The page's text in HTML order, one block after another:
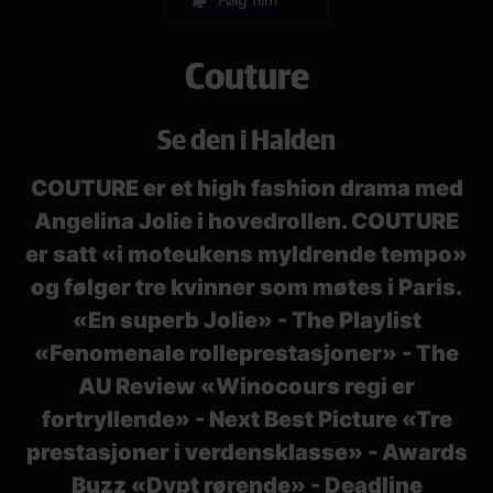
Couture
Se den i Halden
COUTURE er et high fashion drama med
Angelina Jolie i hovedrollen. COUTURE
er satt «i moteukens myldrende tempo»
og følger tre kvinner som møtes i Paris.
«En superb Jolie» - The Playlist
«Fenomenale rolleprestasjoner» - The
AU Review «Winocours regi er
fortryllende» - Next Best Picture «Tre
prestasjoner i verdensklasse» - Awards
Buzz «Dypt rørende» - Deadline